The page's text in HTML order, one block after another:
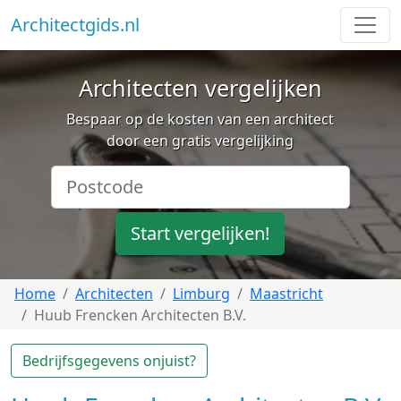
Architectgids.nl
Architecten vergelijken
Bespaar op de kosten van een architect
door een gratis vergelijking
Start vergelijken!
Home Architecten Limburg
Maastricht
Huub Frencken Architecten B.V.
Bedrijfsgegevens onjuist?